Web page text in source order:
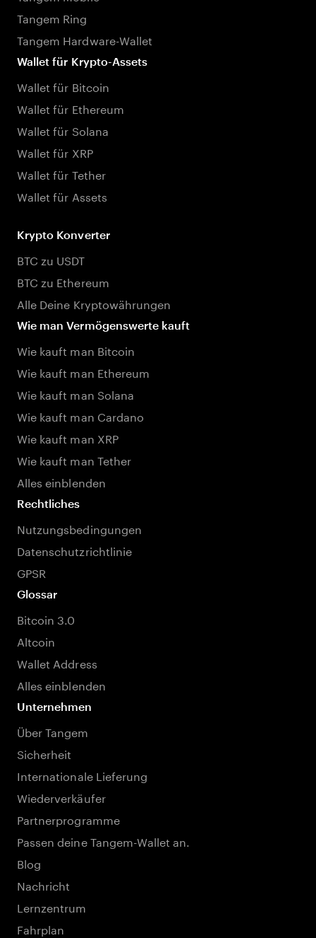
Tangem Ring
Tangem Hardware-Wallet
Wallet für Krypto-Assets
Wallet für Bitcoin
Wallet für Ethereum
Wallet für Solana
Wallet für XRP
Wallet für Tether
Wallet für Assets
Krypto Konverter
BTC zu USDT
BTC zu Ethereum
Alle Deine Kryptowährungen
Wie man Vermögenswerte kauft
Wie kauft man Bitcoin
Wie kauft man Ethereum
Wie kauft man Solana
Wie kauft man Cardano
Wie kauft man XRP
Wie kauft man Tether
Alles einblenden
Rechtliches
Nutzungsbedingungen
Datenschutzrichtlinie
GPSR
Glossar
Bitcoin 3.0
Altcoin
Wallet Address
Alles einblenden
Unternehmen
Über Tangem
Sicherheit
Internationale Lieferung
Wiederverkäufer
Partnerprogramme
Passen deine Tangem-Wallet an.
Blog
Nachricht
Lernzentrum
Fahrplan